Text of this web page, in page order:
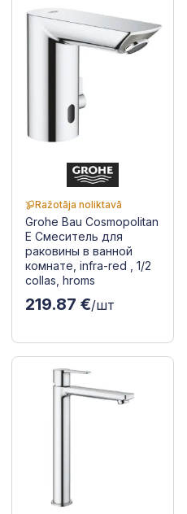
Ražotāja noliktavā
Grohe Bau Cosmopolitan
E Смеситель для
раковины в ванной
комнате, infra-red , 1/2
collas, hroms
219.87 €/шт